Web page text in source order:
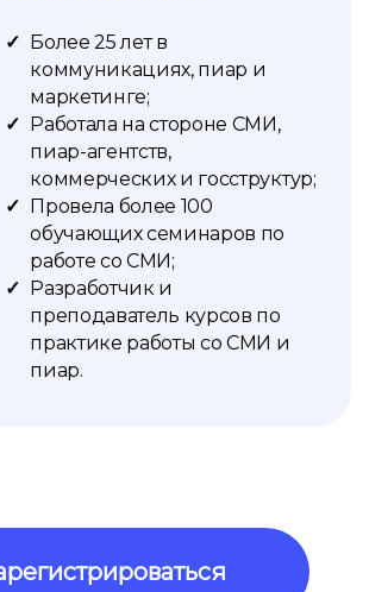
Более 25 лет в
коммуникациях, пиар и
маркетинге;
Работала на стороне СМИ,
пиар-агентств,
коммерческих и госструктур;
Провела более 100
обучающих семинаров по
работе со СМИ;
Разработчик и
преподаватель курсов по
практике работы со СМИ и
пиар.